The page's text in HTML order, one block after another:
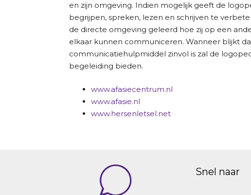
en zijn omgeving. Indien mogelijk geeft de
begrijpen, spreken, lezen en schrijven te
de directe omgeving geleerd hoe zij op een
elkaar kunnen communiceren. Wanneer blijkt
communicatiehulpmiddel zinvol is zal de
begeleiding bieden.
www.afasiecentrum.nl
www.afasie.nl
www.hersenletsel.net
Snel naar